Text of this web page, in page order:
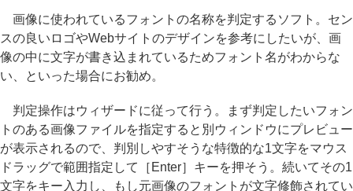
画像に使われているフォントの名称を判定するソフト。セン
スの良いロゴやWebサイトのデザインを参考にしたいが、画
像の中に文字が書き込まれているためフォント名がわからな
い、といった場合にお勧め。
判定操作はウィザードに従って行う。まず判定したいフォン
トのある画像ファイルを指定すると別ウィンドウにプレビュー
が表示されるので、判別しやすそうな特徴的な1文字をマウス
ドラッグで範囲指定して［Enter］キーを押そう。続いてその1
文字をキー入力し、もし元画像のフォントが文字修飾されてい